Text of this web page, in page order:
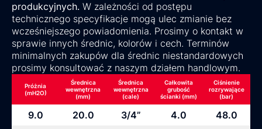
produkcyjnych. W zależności od postępu
technicznego specyfikacje mogą ulec zmianie bez
wcześniejszego powiadomienia. Prosimy o kontakt w
sprawie innych średnic, kolorów i cech. Terminów
minimalnych zakupów dla średnic niestandardowych
prosimy konsultować z naszym działem handlowym.
Próżnia
(mH2O)
Średnica
wewnętrzna
(mm)
Średnica
wewnętrzna
(cale)
Całkowita
grubość
ścianki (mm)
Ciśnienie
rozrywające
(bar)
9.0 20.0 3/4” 4.0
48.0